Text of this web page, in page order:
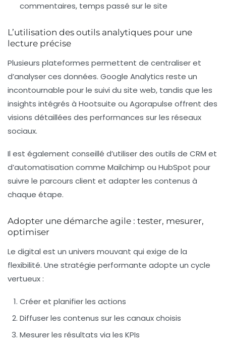
commentaires, temps passé sur le site
L’utilisation des outils analytiques pour une
lecture précise
Plusieurs plateformes permettent de centraliser et
d’analyser ces données. Google Analytics reste un
incontournable pour le suivi du site web, tandis que les
insights intégrés à Hootsuite ou Agorapulse offrent des
visions détaillées des performances sur les réseaux
sociaux.
Il est également conseillé d’utiliser des outils de CRM et
d’automatisation comme Mailchimp ou HubSpot pour
suivre le parcours client et adapter les contenus à
chaque étape.
Adopter une démarche agile : tester, mesurer,
optimiser
Le digital est un univers mouvant qui exige de la
flexibilité. Une stratégie performante adopte un cycle
vertueux :
Créer et planifier les actions
Diffuser les contenus sur les canaux choisis
Mesurer les résultats via les KPIs